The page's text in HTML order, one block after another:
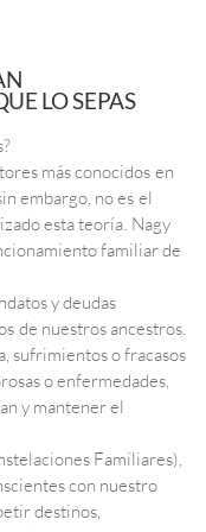
individuales. Sin
estudios dentro
mucho más
están influenciadas
historia familiar.
LO SEPAS
más conocidos en
embargo, no es el
esta teoría. Nagy
familiar de
y deudas
de nuestros ancestros.
sufrimientos o fracasos
o enfermedades,
y mantener el
Familiares),
con nuestro
destinos,